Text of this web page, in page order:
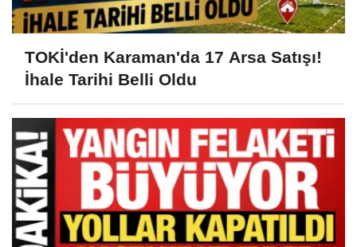
TOKİ'den Karaman'da 17 Arsa Satışı!
İhale Tarihi Belli Oldu